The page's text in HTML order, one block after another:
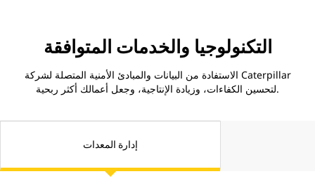
التكنولوجيا والخدمات المتوافقة
الاستفادة من البيانات والمبادئ الأمنية المتصلة لشركة Caterpillar
لتحسين الكفاءات، وزيادة الإنتاجية، وجعل أعمالك أكثر ربحية.
إدارة المعدات